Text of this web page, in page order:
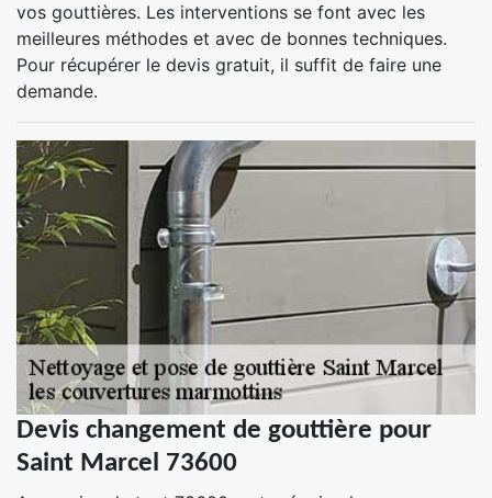
vos gouttières. Les interventions se font avec les
meilleures méthodes et avec de bonnes techniques.
Pour récupérer le devis gratuit, il suffit de faire une
demande.
Devis changement de gouttière pour
Saint Marcel 73600